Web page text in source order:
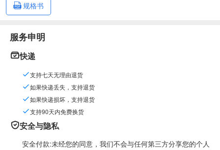
规格书
服务申明
快递
支持七天无理由退货
如果快递丢失，支持退货
如果快递损坏，支持退货
支持90天内免费换货
安全与隐私
安全付款:未经您的同意，我们不会与任何第三方分享您的个人